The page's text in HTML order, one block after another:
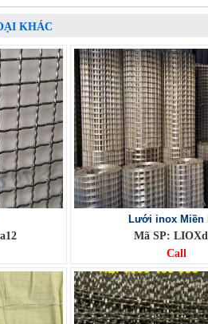
KHÁC
Lưới inox Miền
Mã SP:
Call